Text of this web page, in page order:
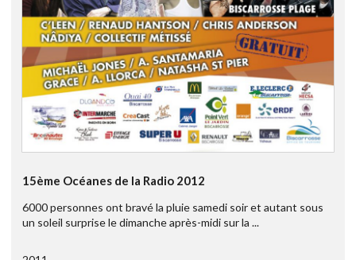
15ème Océanes de la Radio 2012
6000 personnes ont bravé la pluie samedi soir et autant sous
un soleil surprise le dimanche après-midi sur la ...